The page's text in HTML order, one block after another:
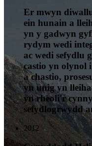
Er mwyn
ein hunain a
yn y gadwyn
rydym wedi
ac wedi sefydlu
castio yn olynol
a chastio,
yn unig yn
yn rheoli'r
sefydlogrwydd
2012